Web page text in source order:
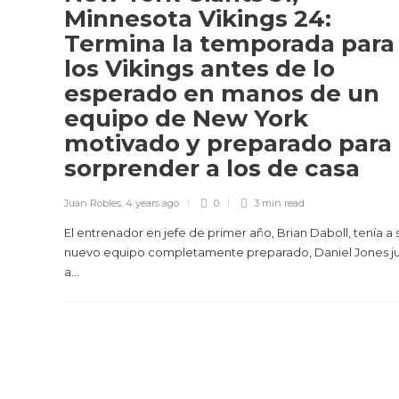
Minnesota Vikings 24:
Termina la temporada para
los Vikings antes de lo
esperado en manos de un
equipo de New York
motivado y preparado para
sorprender a los de casa
Juan Robles, 4 years ago 0 3 min read
El entrenador en jefe de primer año, Brian Daboll, tenía a
nuevo equipo completamente preparado, Daniel Jones
a...